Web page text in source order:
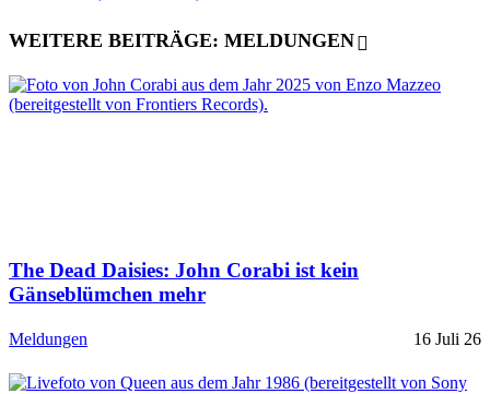
WEITERE BEITRÄGE: MELDUNGEN
The Dead Daisies: John Corabi ist kein
Gänseblümchen mehr
Meldungen 16 Juli 26